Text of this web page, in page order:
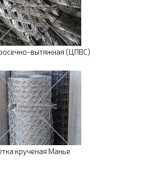
вытяжная (ЦПВС)
крученая Манье